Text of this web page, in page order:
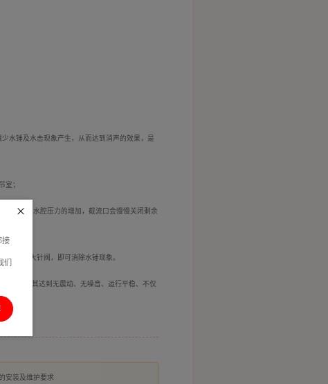
水锤及水击现象产生，从而达到消声的效果，是
；
；随着上水腔压力的增加，截流口会慢慢关闭剩余
微调开大针阀，即可消除水锤现象。
理，使其达到无震动、无噪音、运行平稳、不仅
安装及维护要求
接
们